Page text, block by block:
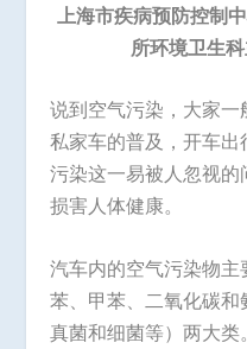
上海市疾病预防控制
所环境卫生
说到空气污染，大家
私家车的普及，开车
污染这一易被人忽视
损害人体健康。
汽车内的空气污染物主
苯、甲苯、二氧化碳和
真菌和细菌等）两大